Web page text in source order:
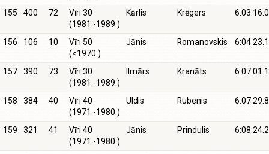
155 400 72
Vīri 30
(1981.-1989.)
Kārlis Krēgers 6:03:16.0
156 106 10
Vīri 50
(<1970.)
Jānis Romanovskis 6:04:23.1
157 390 73
Vīri 30
(1981.-1989.)
Ilmārs Kranāts 6:07:01.1
158 384 40
Vīri 40
(1971.-1980.)
Uldis Rubenis 6:07:29.8
159 321 41
Vīri 40
(1971.-1980.)
Jānis Prindulis 6:08:24.2